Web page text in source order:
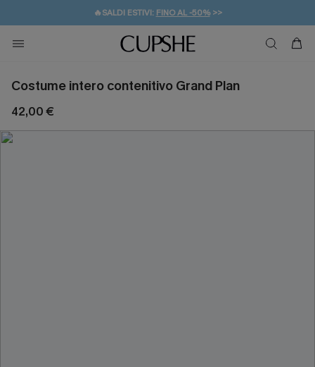
🔥SALDI ESTIVI: FINO AL -50%>>
🚚SPEDIZIONE GRATUITA DA 49€
💌REGALO PER I NUOVI: 20% DI SCONTO*
Costume intero contenitivo Grand Plan
42,00 €